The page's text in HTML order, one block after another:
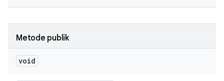
Metode publik
void